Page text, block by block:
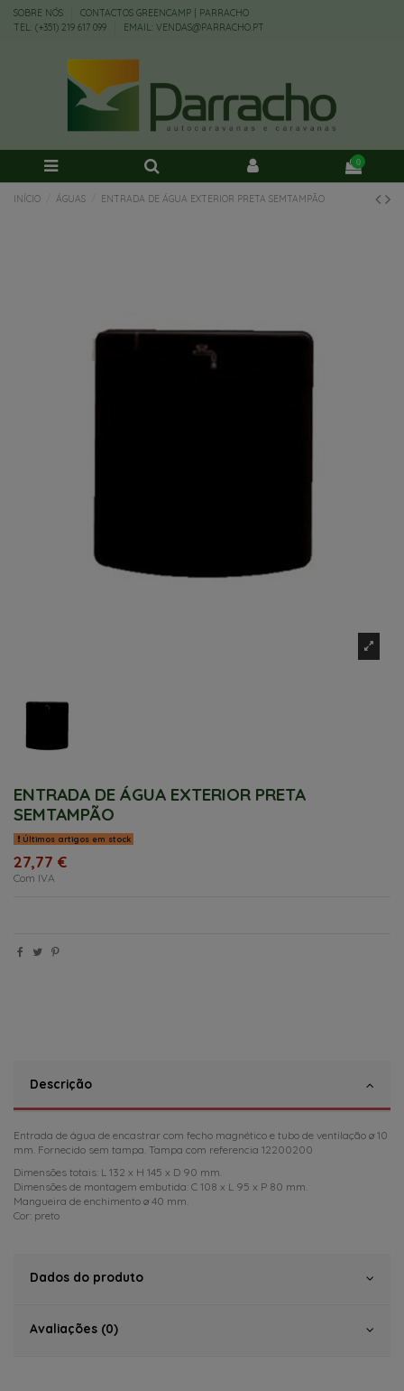
SOBRE NÓS
CONTACTOS GREENCAMP | PARRACHO
TEL: (+351) 219 617 099
EMAIL: VENDAS@PARRACHO.PT
0
INÍCIO ÁGUAS ENTRADA DE ÁGUA EXTERIOR PRETA SEMTAMPÃO
ENTRADA DE ÁGUA EXTERIOR PRETA
SEMTAMPÃO
Últimos artigos em stock
27,77 €
Com IVA
Descrição
Entrada de água de encastrar com fecho magnético e tubo de ventilação ø 10
mm. Fornecido sem tampa. Tampa com referencia 12200200
Dimensões totais: L 132 x H 145 x D 90 mm.
Dimensões de montagem embutida: C 108 x L 95 x P 80 mm.
Mangueira de enchimento ø 40 mm.
Cor: preto
Dados do produto
Avaliações (0)